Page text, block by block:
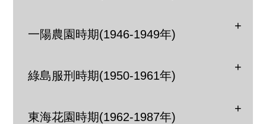
一陽農園時期(1946-1949年)
綠島服刑時期(1950-1961年)
東海花園時期(1962-1987年)